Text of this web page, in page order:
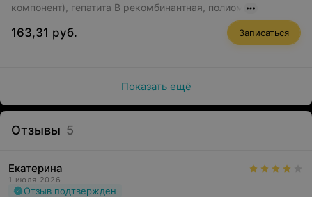
компонент), гепатита В рекомбинантная, полиом
163,31 руб. Записаться
Показать ещё
Отзывы 5
Екатерина
1 июля 2026
Отзыв подтвержден